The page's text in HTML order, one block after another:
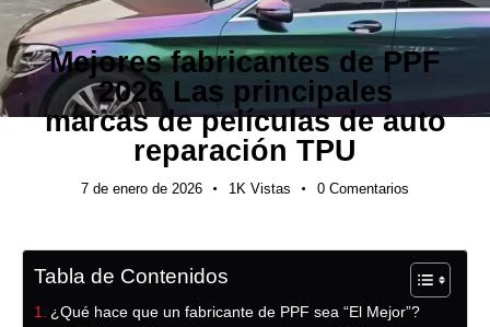
GUÍAS DE EXPORTACIÓN
Mejores fabricantes de PPF
2026 Las principales
marcas de películas de auto
reparación TPU
7 de enero de 2026 1K Vistas 0 Comentarios
Tabla de Contenidos
¿Qué hace que un fabricante de PPF sea “El Mejor”?